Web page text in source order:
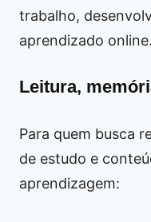
trabalho,
aprendizado online.
Leitura,
Para quem busca
de estudo e
aprendizagem: